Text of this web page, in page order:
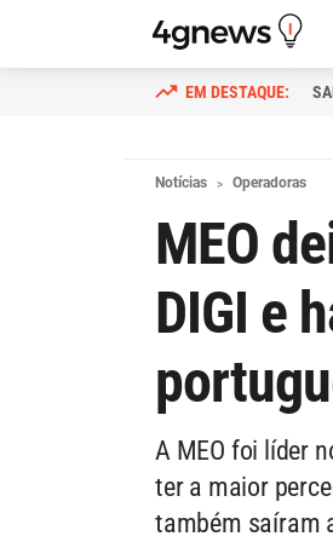
Notícias Operadoras
MEO
DIGI e
A MEO foi líder
ter a maior
também saíram